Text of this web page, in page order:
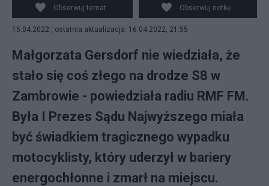
Obserwuj temat Obserwuj notkę
15.04.2022 , ostatnia aktualizacja: 16.04.2022, 21:55
Małgorzata Gersdorf nie wiedziała, że
stało się coś złego na drodze S8 w
Zambrowie - powiedziała radiu RMF FM.
Była I Prezes Sądu Najwyższego miała
być świadkiem tragicznego wypadku
motocyklisty, który uderzył w bariery
energochłonne i zmarł na miejscu.